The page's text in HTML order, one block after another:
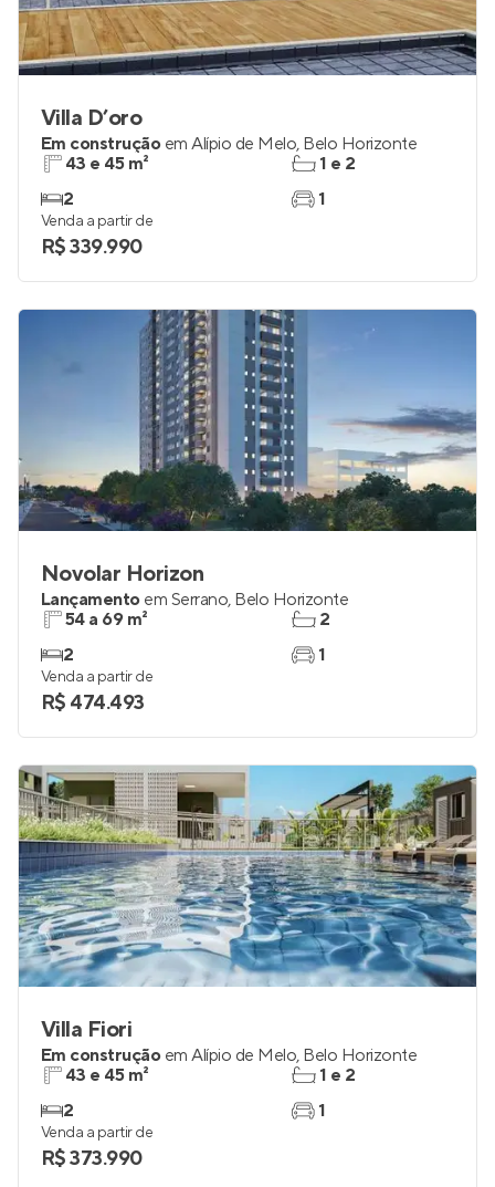
Villa D’oro
Em construção em Alípio de Melo, Belo Horizonte
43 e 45 m²
2
1 e 2
1
Venda a partir de
R$ 339.990
Novolar Horizon
Lançamento em Serrano, Belo Horizonte
54 a 69 m²
2
2
1
Venda a partir de
R$ 474.493
Villa Fiori
Em construção em Alípio de Melo, Belo Horizonte
43 e 45 m²
2
1 e 2
1
Venda a partir de
R$ 373.990